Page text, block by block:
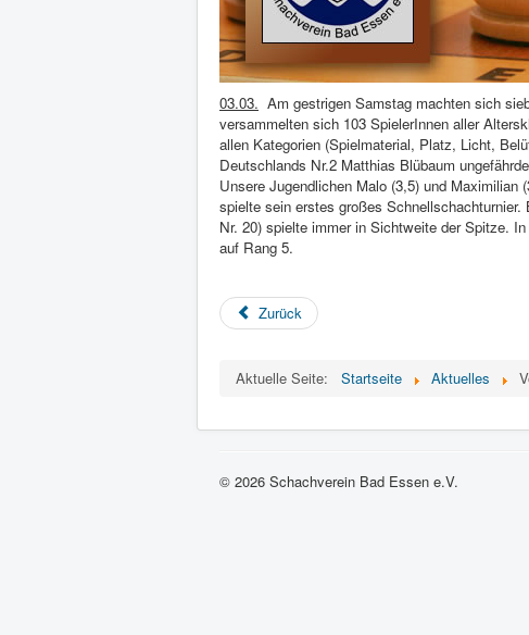
03.03. Am gestrigen Samstag machten sich
versammelten sich 103 SpielerInnen aller
allen Kategorien (Spielmaterial, Platz, Licht,
Deutschlands Nr.2 Matthias Blübaum
Unsere Jugendlichen Malo (3,5) und Maximilian
spielte sein erstes großes
Nr. 20) spielte immer in Sichtweite der Spitze.
auf Rang 5.
Zurück
Aktuelle Seite: Startseite Aktuelles
© 2026 Schachverein Bad Essen e.V.